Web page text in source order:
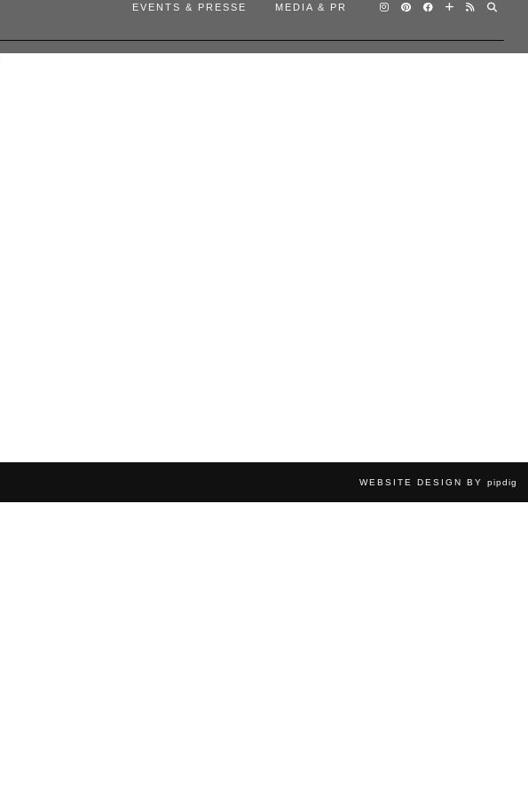
EVENTS & PRESSE MEDIA & PR
WEBSITE DESIGN BY pipdig